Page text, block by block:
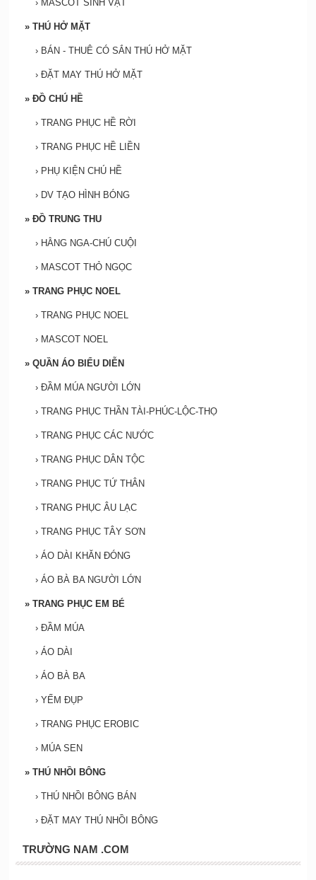
› MASCOT SINH VẬT
» THÚ HỞ MẶT
› BÁN - THUÊ CÓ SẮN THÚ HỞ MẶT
› ĐẶT MAY THÚ HỞ MẶT
» ĐỒ CHÚ HỀ
› TRANG PHỤC HỀ RỜI
› TRANG PHỤC HỀ LIỀN
› PHỤ KIỆN CHÚ HỀ
› DV TẠO HÌNH BÓNG
» ĐỒ TRUNG THU
› HẰNG NGA-CHÚ CUỘI
› MASCOT THỎ NGỌC
» TRANG PHỤC NOEL
› TRANG PHỤC NOEL
› MASCOT NOEL
» QUẦN ÁO BIỂU DIỄN
› ĐẦM MÚA NGƯỜI LỚN
› TRANG PHỤC THẦN TÀI-PHÚC-LỘC-THỌ
› TRANG PHỤC CÁC NƯỚC
› TRANG PHỤC DÂN TỘC
› TRANG PHỤC TỨ THÂN
› TRANG PHỤC ÂU LẠC
› TRANG PHỤC TÂY SƠN
› ÁO DÀI KHĂN ĐÓNG
› ÁO BÀ BA NGƯỜI LỚN
» TRANG PHỤC EM BÉ
› ĐẦM MÚA
› ÁO DÀI
› ÁO BÀ BA
› YẾM ĐỤP
› TRANG PHỤC EROBIC
› MÚA SEN
» THÚ NHỒI BÔNG
› THÚ NHỒI BÔNG BÁN
› ĐẶT MAY THÚ NHỒI BÔNG
TRƯỜNG NAM .COM